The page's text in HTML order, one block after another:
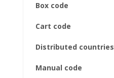
Box code
Cart code
Distributed countries
Manual code